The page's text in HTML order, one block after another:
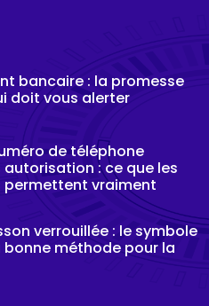
bancaire : la promesse
doit vous alerter
de téléphone
: ce que les
vraiment
verrouillée : le symbole
bonne méthode pour la